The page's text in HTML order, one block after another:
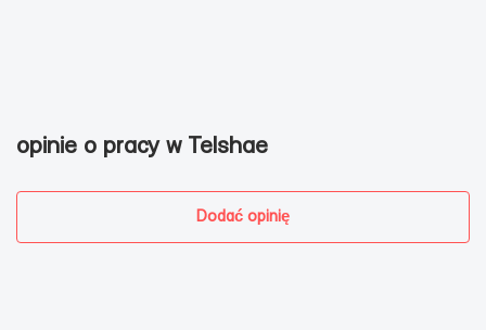
opinie o pracy w Telshae
Dodać opinię